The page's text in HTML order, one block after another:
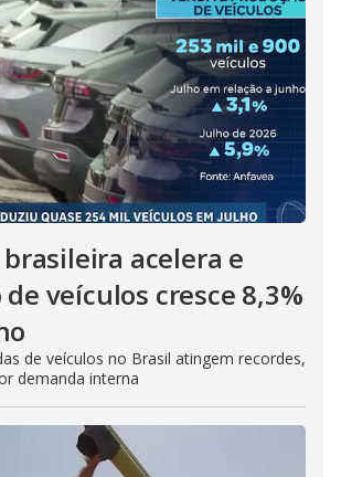
acelera e
veículos cresce 8,3%
de veículos no Brasil atingem recordes,
demanda interna